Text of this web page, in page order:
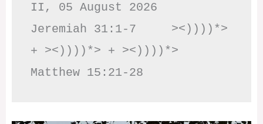
II, 05 August 2026
Jeremiah 31:1-7     ><))))*>
+ ><))))*> + ><))))*>
Matthew 15:21-28